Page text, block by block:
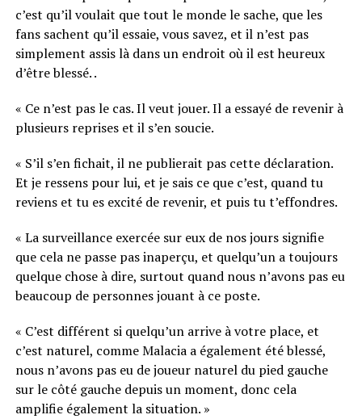
c’est qu’il voulait que tout le monde le sache, que les
fans sachent qu’il essaie, vous savez, et il n’est pas
simplement assis là dans un endroit où il est heureux
d’être blessé. .
« Ce n’est pas le cas. Il veut jouer. Il a essayé de revenir à
plusieurs reprises et il s’en soucie.
« S’il s’en fichait, il ne publierait pas cette déclaration.
Et je ressens pour lui, et je sais ce que c’est, quand tu
reviens et tu es excité de revenir, et puis tu t’effondres.
« La surveillance exercée sur eux de nos jours signifie
que cela ne passe pas inaperçu, et quelqu’un a toujours
quelque chose à dire, surtout quand nous n’avons pas eu
beaucoup de personnes jouant à ce poste.
« C’est différent si quelqu’un arrive à votre place, et
c’est naturel, comme Malacia a également été blessé,
nous n’avons pas eu de joueur naturel du pied gauche
sur le côté gauche depuis un moment, donc cela
amplifie également la situation. »